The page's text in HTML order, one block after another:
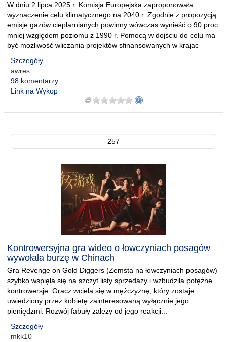
W dniu 2 lipca 2025 r. Komisja Europejska zaproponowała
wyznaczenie celu klimatycznego na 2040 r. Zgodnie z propozycją
emisje gazów cieplarnianych powinny wówczas wynieść o 90 proc.
mniej względem poziomu z 1990 r. Pomocą w dojściu do celu ma
być możliwość wliczania projektów sfinansowanych w krajac
Szczegóły
awres
98 komentarzy
Link na Wykop
257
Kontrowersyjna gra wideo o łowczyniach posagów
wywołała burzę w Chinach
Gra Revenge on Gold Diggers (Zemsta na łowczyniach posagów)
szybko wspięła się na szczyt listy sprzedaży i wzbudziła potężne
kontrowersje. Gracz wciela się w mężczyznę, który zostaje
uwiedziony przez kobietę zainteresowaną wyłącznie jego
pieniędzmi. Rozwój fabuły zależy od jego reakcji...
Szczegóły
mkk10